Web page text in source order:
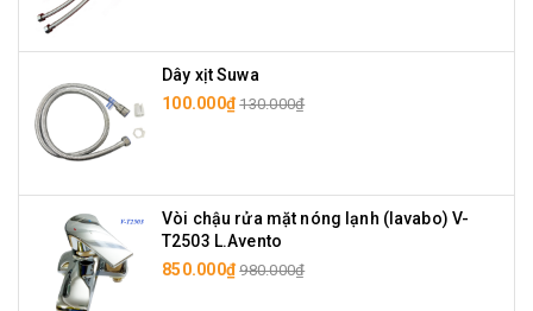
Dây xịt Suwa
100.000₫ 130.000₫
Vòi chậu rửa mặt nóng lạnh (lavabo) V-
T2503 L.Avento
850.000₫ 980.000₫